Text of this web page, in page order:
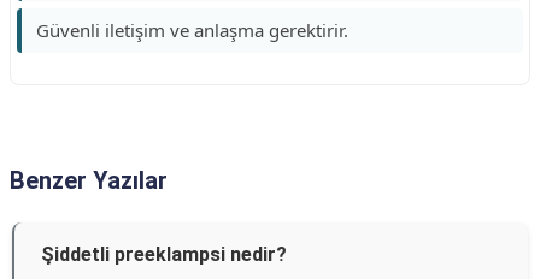
Güvenli iletişim ve anlaşma gerektirir.
Benzer Yazılar
Şiddetli preeklampsi nedir?